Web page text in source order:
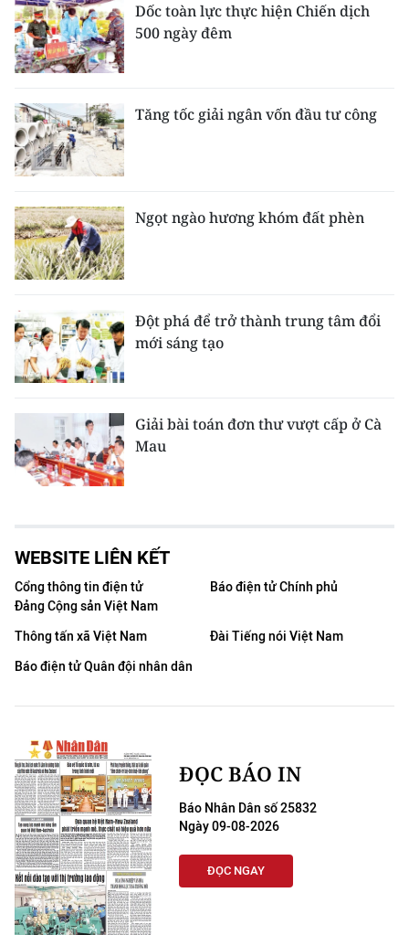
Dốc toàn lực thực hiện Chiến dịch
500 ngày đêm
Tăng tốc giải ngân vốn đầu tư công
Ngọt ngào hương khóm đất phèn
Đột phá để trở thành trung tâm đổi
mới sáng tạo
Giải bài toán đơn thư vượt cấp ở Cà
Mau
WEBSITE LIÊN KẾT
Cổng thông tin điện tử
Đảng Cộng sản Việt Nam
Báo điện tử Chính phủ
Thông tấn xã Việt Nam
Đài Tiếng nói Việt Nam
Báo điện tử Quân đội nhân dân
ĐỌC BÁO IN
Báo Nhân Dân số 25832
Ngày 09-08-2026
ĐỌC NGAY